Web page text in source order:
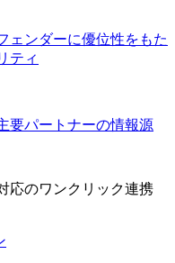
ェンダーに優位性をもた
ティ
要パートナーの情報源
応のワンクリック連携